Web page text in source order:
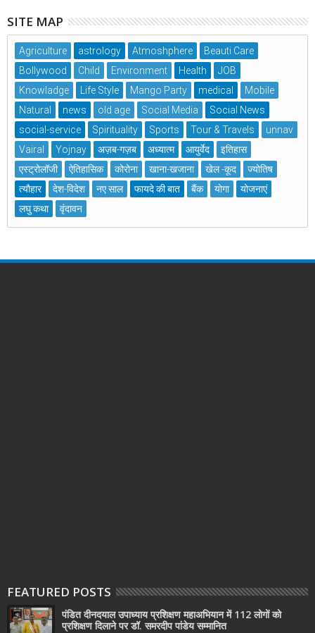
SITE MAP
Agriculture astrology Atmoshphere
Beauti Care
Bollywood
Child Environment Health
JOB
Knowladge
Life Style Mango Party medical
Mobile
Natural
news old age Social Media
Social News
social-service
Spirituality Sports Tour & Travels
unnav
Vairal
Yojnay अज़ब-गज़ब अध्यात्म आयुर्वेद
इतिहास
एस्ट्रोलॉजी
ऐतिहासिक कोरोना खाना-खजाना खेल -कूद
ज्योतिष
त्यौहार
देश-विदेश नए साल फायदे की बात बैंक योगा
योजनाएं
लघु कथा
वृंदावन
FEATURED POSTS
पंडित दीनदयाल उपाध्याय प्रशिक्षण महाअभियान में 112 लोगों को
प्रशिक्षण दिलाने पर डॉ. समरदीप पांडेय सम्मानित